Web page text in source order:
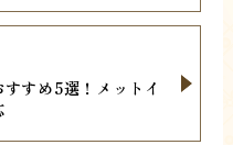
すめ5選！メットイ